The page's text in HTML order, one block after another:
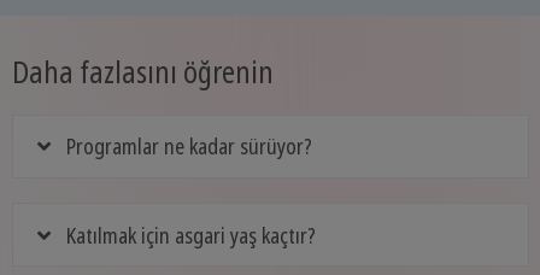
Daha fazlasını öğrenin
Programlar ne kadar sürüyor?
Katılmak için asgari yaş kaçtır?